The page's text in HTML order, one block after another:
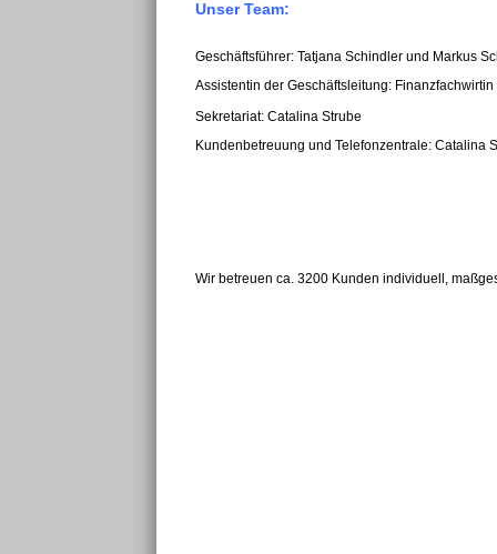
Unser Team:
Geschäftsführer: Tatjana Schindler und Markus
Assistentin der Geschäftsleitung:
Sekretariat: Catalina Strube
Kundenbetreuung und Telefonzentrale: Catalina
Wir betreuen ca. 3200 Kunden individuell,